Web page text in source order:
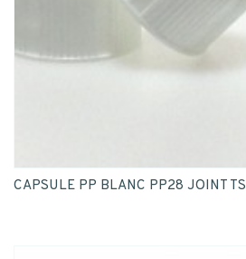
CAPSULE PP BLANC PP28 JOINT TS